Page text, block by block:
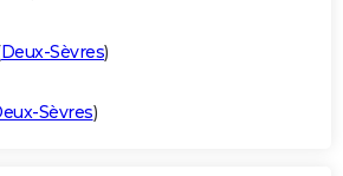
Deux-Sèvres)
Sèvres)